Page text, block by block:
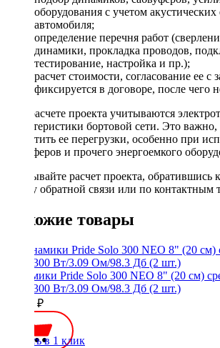
оборудования с учетом акустических
автомобиля;
определение перечня работ
динамики, прокладка проводов,
тестирование, настройка и пр.);
расчет стоимости, согласование ее с
фиксируется в договоре, после чего
При расчете проекта учитываются
характеристики бортовой сети. Это
допустить ее перегрузки, особенно при
сабвуферов и прочего энергоемкого
Заказывайте расчет проекта, обратившись
форму обратной связи или по контактным
Похожие товары
Динамики Pride Solo 300 NEO 8" (20 см)
RMS 300 Вт/3.09 Ом/98.3 Дб (2 шт.)
24500 ₽
Купить в 1 клик